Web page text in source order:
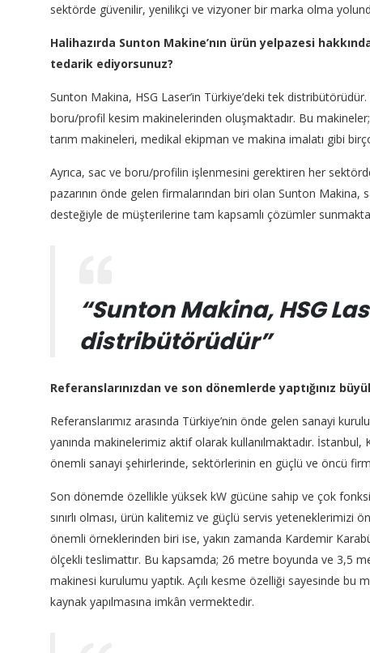
sektörde güvenilir, yenilikçi ve vizyoner bir marka olma
Halihazırda Sunton Makine’nın ürün yelpazesi
tedarik ediyorsunuz?
Sunton Makina, HSG Laser’in Türkiye’deki tek
boru/profil kesim makinelerinden oluşmaktadır. Bu
tarım makineleri, medikal ekipman ve makina imalatı gibi
Ayrıca, sac ve boru/profilin işlenmesini gerektiren her
pazarının önde gelen firmalarından biri olan Sunton Makina,
desteğiyle de müşterilerine tam kapsamlı çözümler
“Sunton Makina, HSG
distribütörüdür”
Referanslarınızdan ve son dönemlerde yaptığınız
Referanslarımız arasında Türkiye’nin önde gelen sanayi
yanında makinelerimiz aktif olarak kullanılmaktadır.
önemli sanayi şehirlerinde, sektörlerinin en güçlü ve öncü
Son dönemde özellikle yüksek kW gücüne sahip ve çok
sınırlı olması, ürün kalitemiz ve güçlü servis yeteneklerimizi
önemli örneklerinden biri ise, yakın zamanda Kardemir
ölçekli teslimattır. Bu kapsamda; 26 metre boyunda ve 3,5
makinesi kurulumu yaptık. Açılı kesme özelliği sayesinde
kaynak yapılmasına imkân vermektedir.